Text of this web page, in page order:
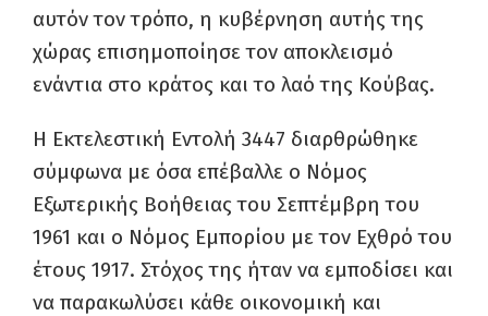
αυτόν τον τρόπο, η κυβέρνηση αυτής της
χώρας επισημοποίησε τον αποκλεισμό
ενάντια στο κράτος και το λαό της Κούβας.
Η Εκτελεστική Εντολή 3447 διαρθρώθηκε
σύμφωνα με όσα επέβαλλε ο Νόμος
Εξωτερικής Βοήθειας του Σεπτέμβρη του
1961 και ο Νόμος Εμπορίου με τον Εχθρό του
έτους 1917. Στόχος της ήταν να εμποδίσει και
να παρακωλύσει κάθε οικονομική και